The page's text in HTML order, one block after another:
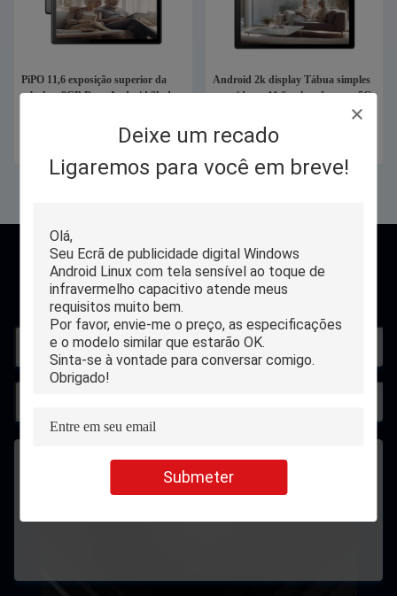
Deixe um recado
Ligaremos para você em breve!
Submeter
PiPO 11,6 exposição superior da
tabuleta 8GB Ram Android 2k da
Obtenha o melhor preço
Android 2k display Tábua simples
para idosos 11,6 polegadas com 5G
Obtenha o melhor preço
contato